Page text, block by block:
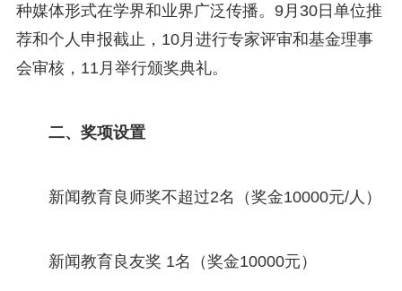
种媒体形式在学界和业界广泛传播。9月30日单位推
荐和个人申报截止，10月进行专家评审和基金理事
会审核，11月举行颁奖典礼。
二、奖项设置
新闻教育良师奖不超过2名（奖金10000元/人）
新闻教育良友奖 1名（奖金10000元）